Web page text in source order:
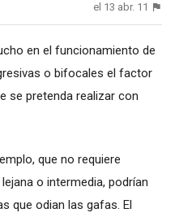
el 13 abr. 11
en el funcionamiento de
o bifocales el factor
se pretenda realizar con
que no requiere
o intermedia, podrían
que odian las gafas. El